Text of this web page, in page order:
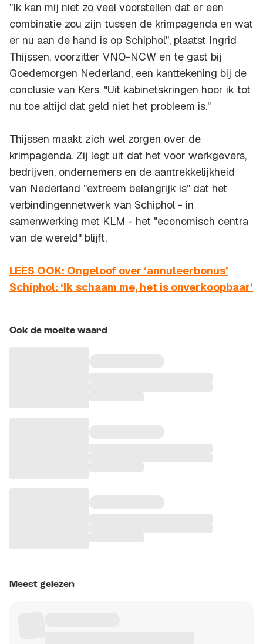
"Ik kan mij niet zo veel voorstellen dat er een
combinatie zou zijn tussen de krimpagenda en wat
er nu aan de hand is op Schiphol", plaatst Ingrid
Thijssen, voorzitter VNO-NCW en te gast bij
Goedemorgen Nederland, een kanttekening bij de
conclusie van Kers. "Uit kabinetskringen hoor ik tot
nu toe altijd dat geld niet het probleem is."
Thijssen maakt zich wel zorgen over de
krimpagenda. Zij legt uit dat het voor werkgevers,
bedrijven, ondernemers en de aantrekkelijkheid
van Nederland "extreem belangrijk is" dat het
verbindingennetwerk van Schiphol - in
samenwerking met KLM - het "economisch centra
van de wereld" blijft.
LEES OOK: Ongeloof over ‘annuleerbonus’
Schiphol: ‘Ik schaam me, het is onverkoopbaar’
Ook de moeite waard
Meest gelezen